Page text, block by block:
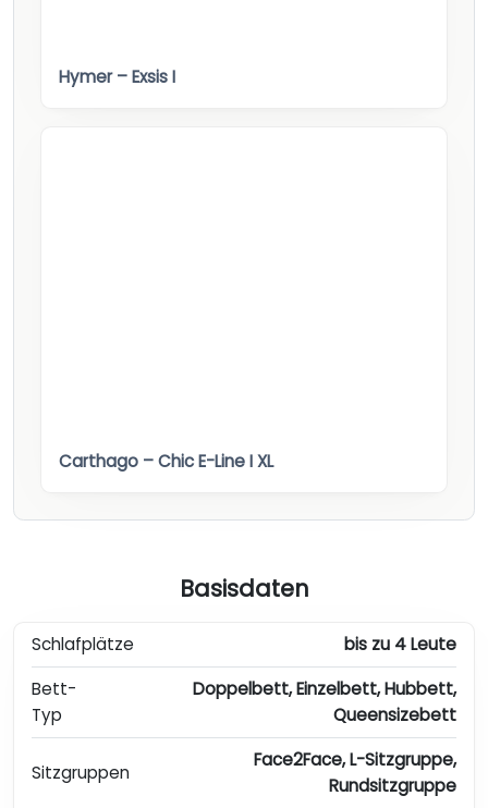
Hymer – Exsis I
Carthago – Chic E-Line I XL
Basisdaten
Schlafplätze
bis zu 4 Leute
Bett-
Typ
Doppelbett, Einzelbett, Hubbett,
Queensizebett
Sitzgruppen
Face2Face, L-Sitzgruppe,
Rundsitzgruppe